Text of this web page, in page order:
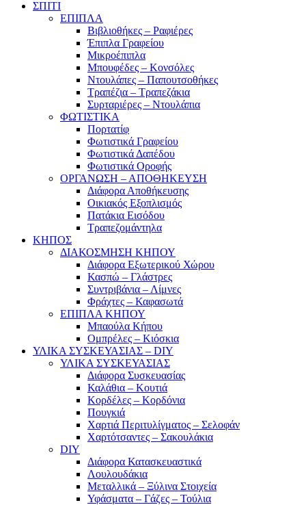
ΣΠΙΤΙ
ΕΠΙΠΛΑ
Βιβλιοθήκες – Ραφιέρες
Έπιπλα Γραφείου
Μικροέπιπλα
Μπουφέδες – Κονσόλες
Ντουλάπες – Παπουτσοθήκες
Τραπέζια – Τραπεζάκια
Συρταριέρες – Ντουλάπια
ΦΩΤΙΣΤΙΚΑ
Πορτατίφ
Φωτιστικά Γραφείου
Φωτιστικά Δαπέδου
Φωτιστικά Οροφής
ΟΡΓΑΝΩΣΗ – ΑΠΟΘΗΚΕΥΣΗ
Διάφορα Αποθήκευσης
Οικιακός Εξοπλισμός
Πατάκια Εισόδου
Τραπεζομάντηλα
ΚΗΠΟΣ
ΔΙΑΚΟΣΜΗΣΗ ΚΗΠΟΥ
Διάφορα Εξωτερικού Χώρου
Κασπώ – Γλάστρες
Συντριβάνια – Λίμνες
Φράχτες – Καφασωτά
ΕΠΙΠΛΑ ΚΗΠΟΥ
Μπαούλα Κήπου
Ομπρέλες – Κιόσκια
ΥΛΙΚΑ ΣΥΣΚΕΥΑΣΙΑΣ – DIY
ΥΛΙΚΑ ΣΥΣΚΕΥΑΣΙΑΣ
Διάφορα Συσκευασίας
Καλάθια – Κουτιά
Κορδέλες – Κορδόνια
Πουγκιά
Χαρτιά Περιτυλίγματος – Σελοφάν
Χαρτότσαντες – Σακουλάκια
DIY
Διάφορα Κατασκευαστικά
Λουλουδάκια
Μεταλλικά – Ξύλινα Στοιχεία
Υφάσματα – Γάζες – Τούλια